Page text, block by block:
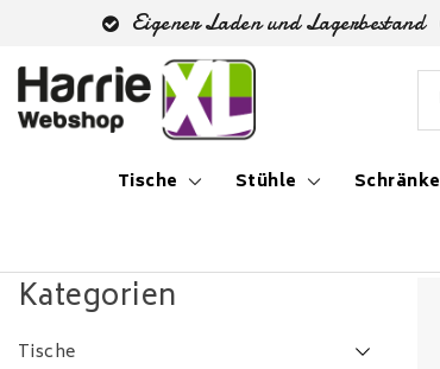
Eigener Laden und Lagerbestand
Tische Stühle Schränke
Kategorien
Tische